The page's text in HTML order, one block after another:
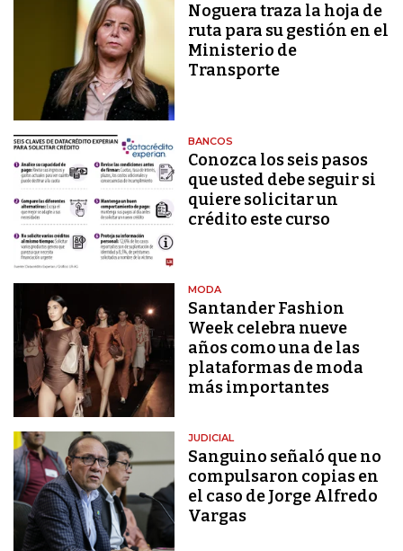
Noguera traza la hoja de
ruta para su gestión en el
Ministerio de
Transporte
BANCOS
Conozca los seis pasos
que usted debe seguir si
quiere solicitar un
crédito este curso
MODA
Santander Fashion
Week celebra nueve
años como una de las
plataformas de moda
más importantes
JUDICIAL
Sanguino señaló que no
compulsaron copias en
el caso de Jorge Alfredo
Vargas